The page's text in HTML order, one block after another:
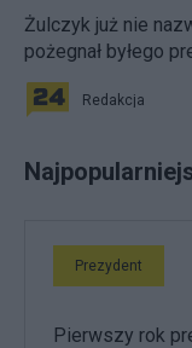
Żulczyk już nie
pożegnał byłego
Redakcja
Prezydent
Pierwszy rok